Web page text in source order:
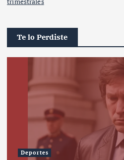
Te lo Perdiste
Deportes